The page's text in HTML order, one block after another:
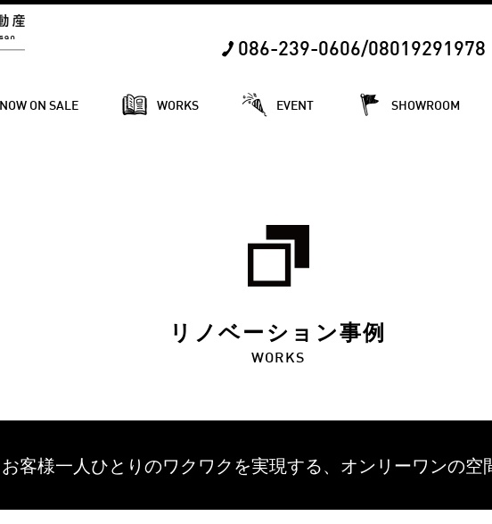
086-239-0606/08019291978
NOW ON SALE WORKS EVENT SHOWROOM
リノベーション事例
WORKS
お客様一人ひとりのワクワクを実現する、 オンリーワンの空